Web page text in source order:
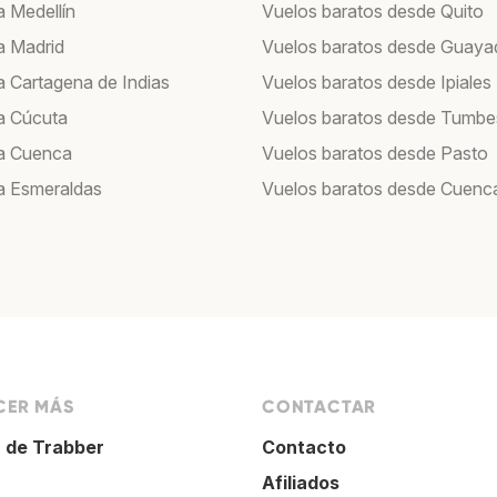
Medellín
Madrid
Cartagena de Indias
Cúcuta
Cuenca
Esmeraldas
Vuelos baratos desde Quito
Vuelos baratos desde
Vuelos baratos desde Ipiales
Vuelos baratos desde
Vuelos baratos desde Pasto
Vuelos baratos desde
MÁS
Trabber
CONTACTAR
Contacto
Afiliados